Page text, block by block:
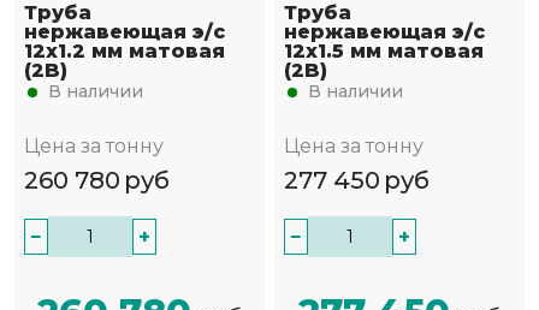
Труба
нержавеющая э/с
12х1.2 мм матовая
(2B)
В наличии
Цена за тонну
260 780 руб
− +
Труба
нержавеющая э/с
12х1.5 мм матовая
(2B)
В наличии
Цена за тонну
277 450 руб
− +